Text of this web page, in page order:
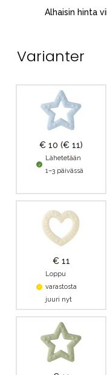
Alhaisin hinta
Varianter
€ 10 (€ 11)
Lähetetään
1–3 päivässä
€ 11
Loppu
varastosta
juuri nyt